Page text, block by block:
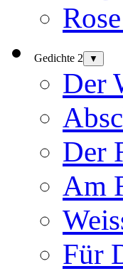
Gedichte 2 ▼
Der
Der
Am
Für